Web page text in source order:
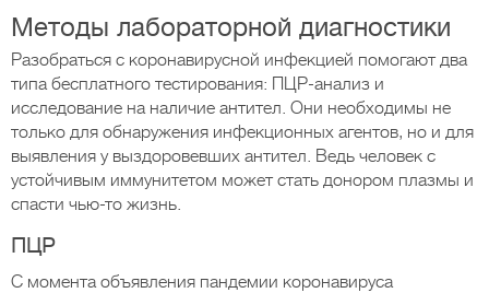
Методы лабораторной диагностики
Разобраться с коронавирусной инфекцией помогают два
типа бесплатного тестирования: ПЦР-анализ и
исследование на наличие антител. Они необходимы не
только для обнаружения инфекционных агентов, но и для
выявления у выздоровевших антител. Ведь человек с
устойчивым иммунитетом может стать донором плазмы и
спасти чью-то жизнь.
ПЦР
С момента объявления пандемии коронавируса